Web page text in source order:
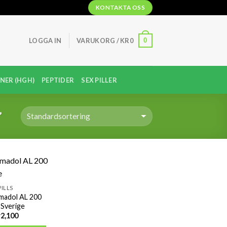
KONTAKTA OSS
LOGGA IN VARUKORG /KR0 0
(HGH) PEPTIDER SEX PILLER
AL 200
2,100